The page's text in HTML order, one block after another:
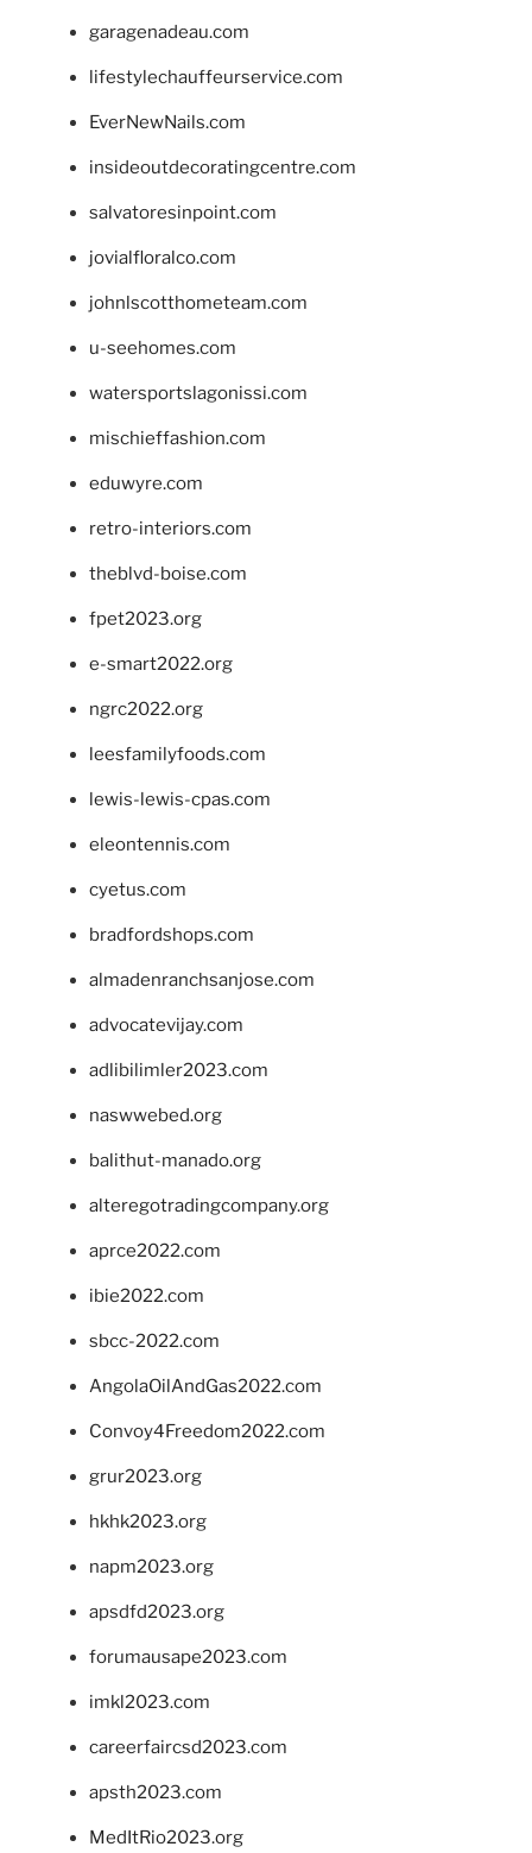
garagenadeau.com
lifestylechauffeurservice.com
EverNewNails.com
insideoutdecoratingcentre.com
salvatoresinpoint.com
jovialfloralco.com
johnlscotthometeam.com
u-seehomes.com
watersportslagonissi.com
mischieffashion.com
eduwyre.com
retro-interiors.com
theblvd-boise.com
fpet2023.org
e-smart2022.org
ngrc2022.org
leesfamilyfoods.com
lewis-lewis-cpas.com
eleontennis.com
cyetus.com
bradfordshops.com
almadenranchsanjose.com
advocatevijay.com
adlibilimler2023.com
naswwebed.org
balithut-manado.org
alteregotradingcompany.org
aprce2022.com
ibie2022.com
sbcc-2022.com
AngolaOilAndGas2022.com
Convoy4Freedom2022.com
grur2023.org
hkhk2023.org
napm2023.org
apsdfd2023.org
forumausape2023.com
imkl2023.com
careerfaircsd2023.com
apsth2023.com
MedItRio2023.org